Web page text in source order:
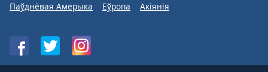
Паўднёвая Амерыка
Еўропа Акіянія